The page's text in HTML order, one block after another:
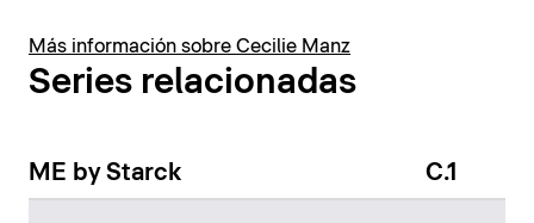
Más información sobre Cecilie Manz
Series relacionadas
ME by Starck C.1